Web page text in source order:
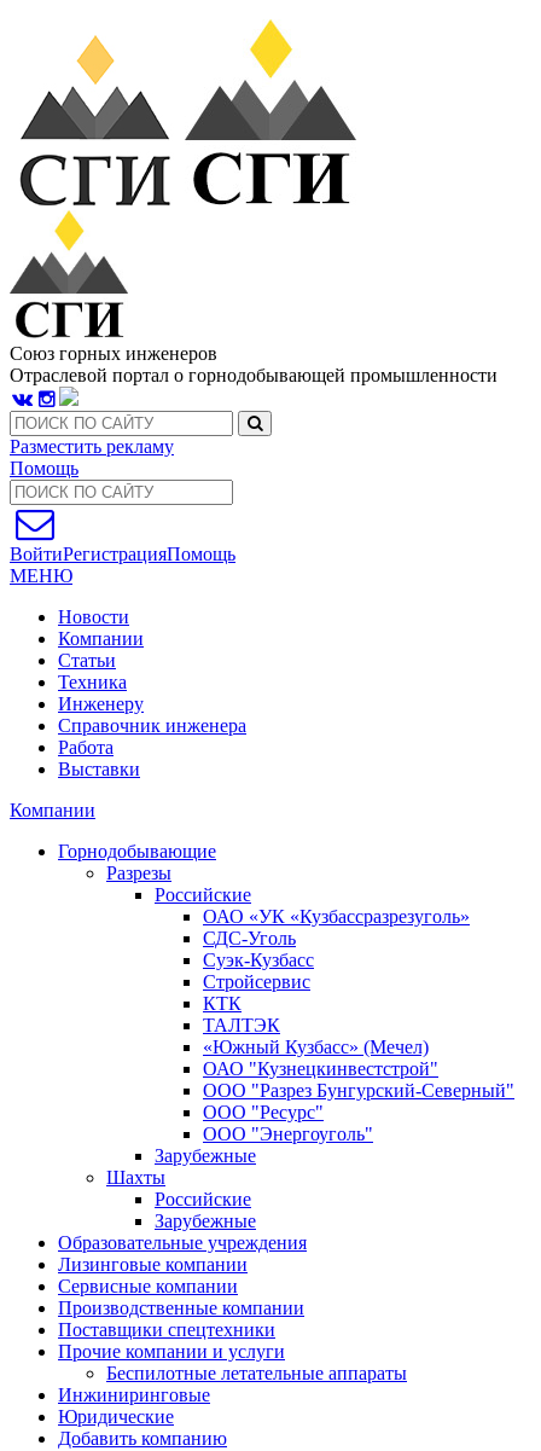
Союз горных инженеров
Отраслевой портал о горнодобывающей промышленности
Разместить рекламу
Помощь
ВойтиРегистрацияПомощь
МЕНЮ
Новости
Компании
Статьи
Техника
Инженеру
Справочник инженера
Работа
Выставки
Компании
Горнодобывающие
Разрезы
Российские
ОАО «УК «Кузбассразрезуголь»
СДС-Уголь
Суэк-Кузбасс
Стройсервис
КТК
ТАЛТЭК
«Южный Кузбасс» (Мечел)
ОАО "Кузнецкинвестстрой"
ООО "Разрез Бунгурский-Северный"
ООО "Ресурс"
ООО "Энергоуголь"
Зарубежные
Шахты
Российские
Зарубежные
Образовательные учреждения
Лизинговые компании
Сервисные компании
Производственные компании
Поставщики спецтехники
Прочие компании и услуги
Беспилотные летательные аппараты
Инжиниринговые
Юридические
Добавить компанию